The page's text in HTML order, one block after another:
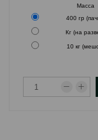
Масса
400 гр
Кг (на
10 кг